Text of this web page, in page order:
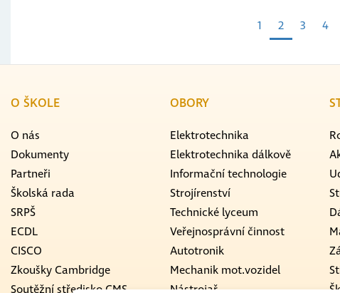
Page
1
Aktuální
stránka
2 Page
3 4
O ŠKOLE
O nás
Dokumenty
Partneři
Školská rada
SRPŠ
ECDL
CISCO
Zkoušky Cambridge
Soutěžní středisko CMS
OBORY
Elektrotechnika
Elektrotechnika dálkově
Informační technologie
Strojírenství
Technické lyceum
Veřejnosprávní činnost
Autotronik
Mechanik mot.vozidel
Nástrojař